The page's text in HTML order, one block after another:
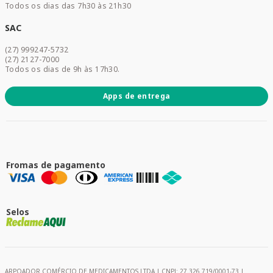
Dermocosméticos
Promoções
Todos os dias das 7h30 às 21h30
SAC
(27) 999247-5732
(27) 2127-7000
Todos os dias de 9h às 17h30.
Apps de entrega
Fromas de pagamento
Selos